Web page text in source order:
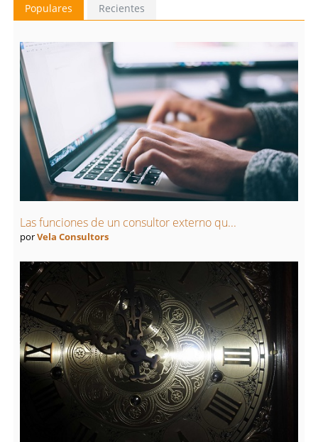
Populares Recientes
Las funciones de un consultor externo qu...
porVela Consultors